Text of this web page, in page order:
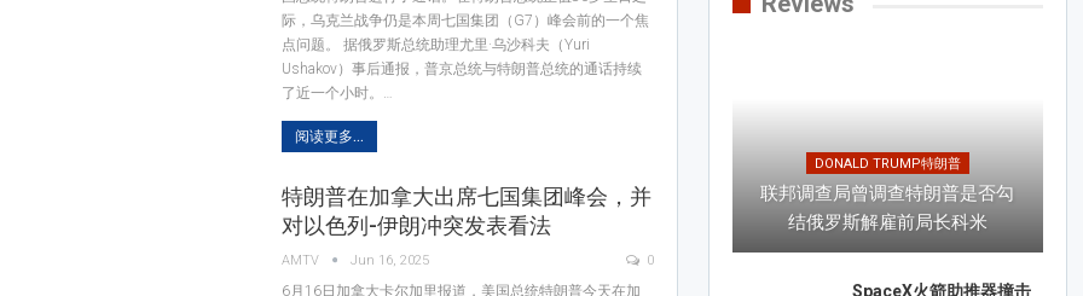
际，乌克兰战争仍是本周七国集团（G7）峰会前的一个焦
点问题。 据俄罗斯总统助理尤里·乌沙科夫（Yuri
Ushakov）事后通报，普京总统与特朗普总统的通话持续
了近一个小时。…
阅读更多...
特朗普在加拿大出席七国集团峰会，并
对以色列-伊朗冲突发表看法
AMTV Jun 16, 2025 0
6月16日加拿大卡尔加里报道，美国总统特朗普今天在加
DONALD TRUMP特朗普
联邦调查局曾调查特朗普是否勾
结俄罗斯解雇前局长科米
SpaceX火箭助推器撞击